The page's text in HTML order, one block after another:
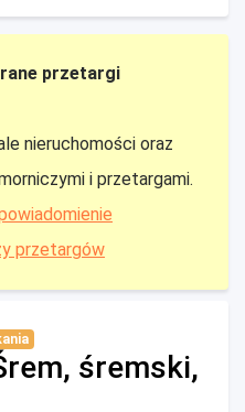
przetargi
nieruchomości oraz
i przetargami.
przetargów
śremski,